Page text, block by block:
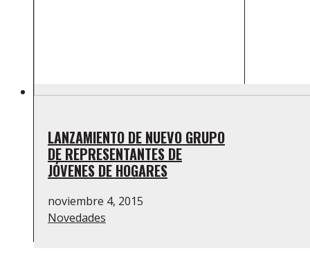
LANZAMIENTO DE NUEVO GRUPO
DE REPRESENTANTES DE
JÓVENES DE HOGARES
noviembre 4, 2015
Novedades